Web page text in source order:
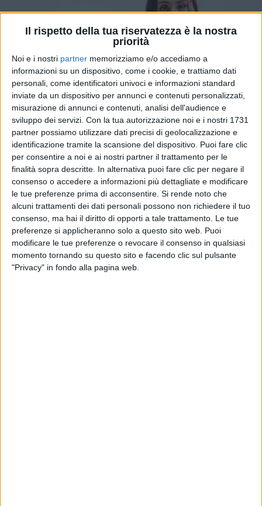
Il rispetto della tua riservatezza è la nostra
priorità
Noi e i nostri partner memorizziamo e/o accediamo a
informazioni su un dispositivo, come i cookie, e trattiamo dati
personali, come identificatori univoci e informazioni standard
inviate da un dispositivo per annunci e contenuti personalizzati,
misurazione di annunci e contenuti, analisi dell'audience e
sviluppo dei servizi. Con la tua autorizzazione noi e i nostri 1731
partner possiamo utilizzare dati precisi di geolocalizzazione e
identificazione tramite la scansione del dispositivo. Puoi fare clic
per consentire a noi e ai nostri partner il trattamento per le
finalità sopra descritte. In alternativa puoi fare clic per negare il
consenso o accedere a informazioni più dettagliate e modificare
le tue preferenze prima di acconsentire. Si rende noto che
alcuni trattamenti dei dati personali possono non richiedere il tuo
consenso, ma hai il diritto di opporti a tale trattamento. Le tue
preferenze si applicheranno solo a questo sito web. Puoi
modificare le tue preferenze o revocare il consenso in qualsiasi
momento tornando su questo sito e facendo clic sul pulsante
"Privacy" in fondo alla pagina web.
"EI MADDALENA" 09 mag 2026
Maddalena: dopo “Caro amico”, torna con
un singolo irresistibilmente pop
La cantautrice romana sta lavorando al suo primo
progetto musicale con la produzione di CanovA,
Raffaele “Rabbo” Scogna ed Emanuele Nazzaro
Daniele Verderio